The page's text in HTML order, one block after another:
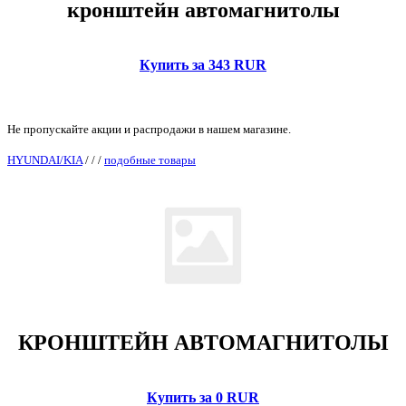
кронштейн автомагнитолы
Купить за 343 RUR
Не пропускайте акции и распродажи в нашем магазине.
HYUNDAI/KIA/ / / подобные товары
КРОНШТЕЙН АВТОМАГНИТОЛЫ
Купить за 0 RUR